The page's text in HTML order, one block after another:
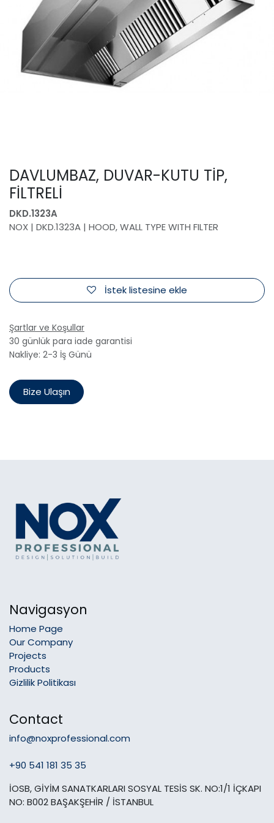
DAVLUMBAZ, DUVAR-KUTU TİP,
FİLTRELİ
DKD.1323A
NOX | DKD.1323A | HOOD, WALL TYPE WITH FILTER
İstek listesine ekle
Şartlar ve Koşullar
30 günlük para iade garantisi
Nakliye: 2-3 İş Günü
Bize Ulaşın
Navigasyon
Home Page
Our Company
Projects
Products
Gizlilik Politikası
Contact
info@noxprofessional.com
+90 541 181 35 35
İOSB, GİYİM SANATKARLARI SOSYAL TESİS SK. NO:1/1 İÇKAPI
NO: B002 BAŞAKŞEHİR / İSTANBUL